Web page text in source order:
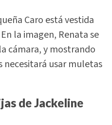
Caro está vestida
la imagen, Renata se
cámara, y mostrando
necesitará usar muletas
de Jackeline